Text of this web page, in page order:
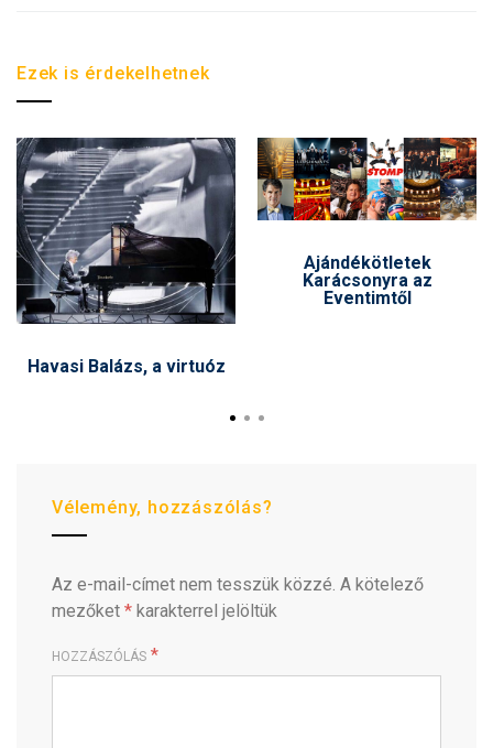
Ezek is érdekelhetnek
Havasi Balázs, a virtuóz
Ajándékötletek
Karácsonyra az
Eventimtől
Vélemény, hozzászólás?
Az e-mail-címet nem tesszük közzé. A kötelező
mezőket * karakterrel jelöltük
HOZZÁSZÓLÁS *